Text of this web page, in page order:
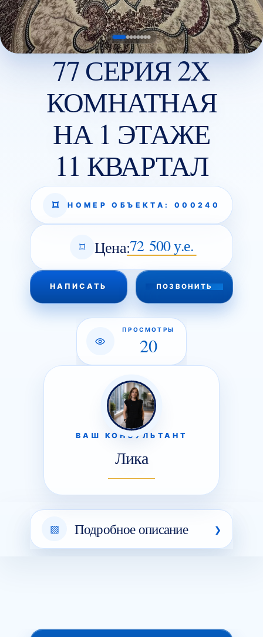
77 СЕРИЯ 2Х
КОМНАТНАЯ
НА 1 ЭТАЖЕ
11 КВАРТАЛ
НОМЕР ОБЪЕКТА: 000240
Цена:72 500 у.е.
НАПИСАТЬ ПОЗВОНИТЬ
ПРОСМОТРЫ
20
ВАШ КОНСУЛЬТАНТ
Лика
Подробное описание